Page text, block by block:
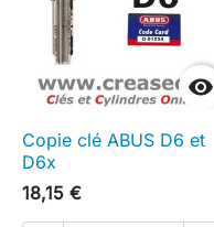

Copie clé ABUS D6 et
D6x
18,15 €